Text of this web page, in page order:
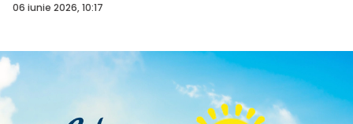
06 iunie 2026, 10:17